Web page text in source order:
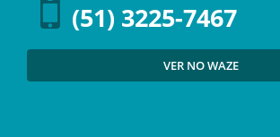
(51) 3225-7467
VER NO WAZE